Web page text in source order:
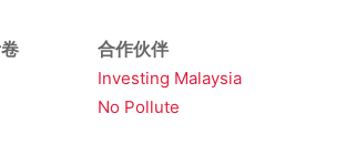
合作伙伴
Investing Malaysia
No Pollute